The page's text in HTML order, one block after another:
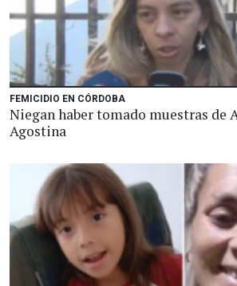
FEMICIDIO EN CÓRDOBA
Niegan haber tomado muestras de
Agostina